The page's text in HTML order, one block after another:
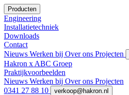
Producten
Engineering
Installatietechniek
Downloads
Contact
Nieuws Werken bij Over ons Projecten
Hakron x ABC Groep
Praktijkvoorbeelden
Nieuws Werken bij Over ons Projecten
0341 27 88 10
verkoop@hakron.nl